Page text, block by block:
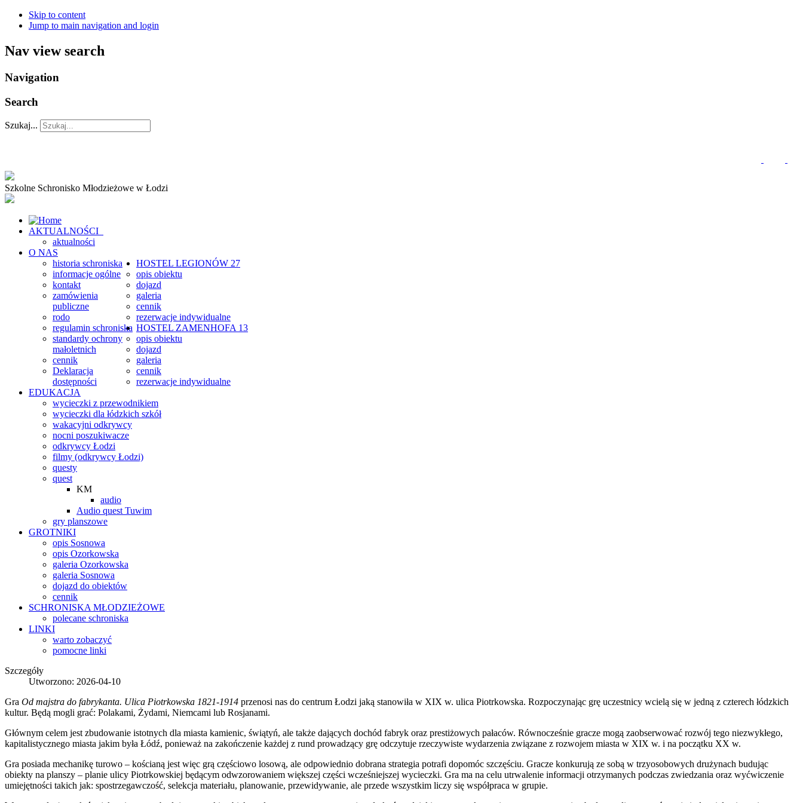
Skip to content
Jump to main navigation and login
Nav view search
Navigation
Search
Szukaj...
Szkolne Schronisko Młodzieżowe w Łodzi
AKTUALNOŚCI
aktualności
O NAS
historia schroniska
informacje ogólne
kontakt
zamówienia
publiczne
rodo
regulamin schroniska
standardy ochrony
małoletnich
cennik
Deklaracja
dostępności
HOSTEL LEGIONÓW 27
opis obiektu
dojazd
galeria
cennik
rezerwacje indywidualne
HOSTEL ZAMENHOFA 13
opis obiektu
dojazd
galeria
cennik
rezerwacje indywidualne
EDUKACJA
wycieczki z przewodnikiem
wycieczki dla łódzkich szkół
wakacyjni odkrywcy
nocni poszukiwacze
odkrywcy Łodzi
filmy (odkrywcy Łodzi)
questy
quest
KM
audio
Audio quest Tuwim
gry planszowe
GROTNIKI
opis Sosnowa
opis Ozorkowska
galeria Ozorkowska
galeria Sosnowa
dojazd do obiektów
cennik
SCHRONISKA MŁODZIEŻOWE
polecane schroniska
LINKI
warto zobaczyć
pomocne linki
Szczegóły
Utworzono: 2026-04-10
Gra Od majstra do fabrykanta. Ulica Piotrkowska 1821-1914 przenosi nas do centrum Łodzi jaką stanowiła w XIX w. ulica Piotrkowska. Rozpoczynając grę uczestnicy wcielą się w jedną z czterech łódzkich
kultur. Będą mogli grać: Polakami, Żydami, Niemcami lub Rosjanami.
Głównym celem jest zbudowanie istotnych dla miasta kamienic, świątyń, ale także dających dochód fabryk oraz prestiżowych pałaców. Równocześnie gracze mogą zaobserwować rozwój tego niezwykłego,
kapitalistycznego miasta jakim była Łódź, ponieważ na zakończenie każdej z rund prowadzący grę odczytuje rzeczywiste wydarzenia związane z rozwojem miasta w XIX w. i na początku XX w.
Gra posiada mechanikę turowo – kościaną jest więc grą częściowo losową, ale odpowiednio dobrana strategia potrafi dopomóc szczęściu. Gracze konkurują ze sobą w trzyosobowych drużynach budując
obiekty na planszy – planie ulicy Piotrkowskiej będącym odwzorowaniem większej części wcześniejszej wycieczki. Gra ma na celu utrwalenie informacji otrzymanych podczas zwiedzania oraz wyćwiczenie
umiejętności takich jak: spostrzegawczość, selekcja materiału, planowanie, przewidywanie, ale przede wszystkim liczy się współpraca w grupie.